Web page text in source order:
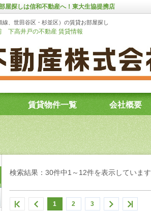
屋探しは信和不動産へ！東大生協提携店
世田谷区・杉並区）の賃貸お部屋探し
下高井戸の不動産 賃貸情報
賃貸物件一覧 会社概要
検索結果：30件中1～12件を表示しています
1 2 3